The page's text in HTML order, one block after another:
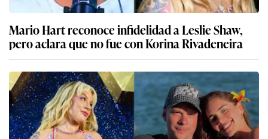
Mario Hart reconoce infidelidad a Leslie Shaw,
pero aclara que no fue con Korina Rivadeneira